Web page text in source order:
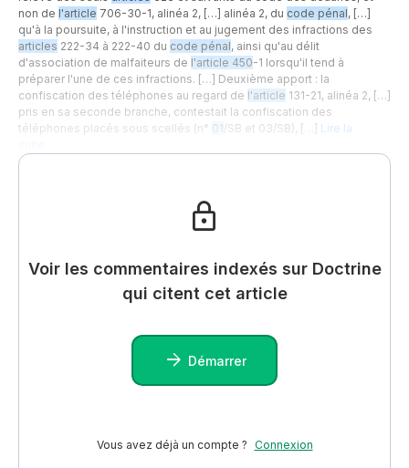
non de l'article 706-30-1, alinéa 2, […] alinéa 2, du code pénal, […]
qu'à la poursuite, à l'instruction et au jugement des infractions des
articles 222-34 à 222-40 du code pénal, ainsi qu'au délit
d'association de malfaiteurs de l'article 450-1 lorsqu'il tend à
préparer l'une de ces infractions. […] Deuxième apport : la
confiscation des téléphones au regard de l'article 131-21, alinéa 2, […]
pris en sa seconde branche, contestait la confiscation des
téléphones placés sous scellés (n° 01 /SB et 03/SB), […] Lire la
Voir les commentaires indexés sur Doctrine
qui citent cet article
Démarrer
Vous avez déjà un compte ? Connexion